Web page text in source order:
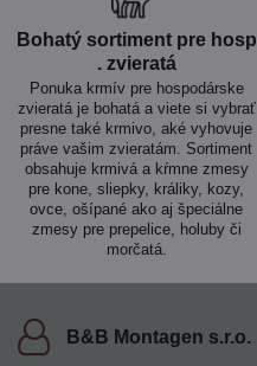
Bohatý sortiment pre hosp​
. zvieratá
Ponuka krmív pre hospodárske
zvieratá je bohatá a viete si vybrať
presne také krmivo, aké vyhovuje
práve vašim zvieratám. Sortiment
obsahuje krmivá a kŕmne zmesy
pre kone, sliepky, králiky, kozy,
ovce, ošípané ako aj špeciálne
zmesy pre prepelice, holuby či
morčatá.
B&B Montagen s​.r​.o​.